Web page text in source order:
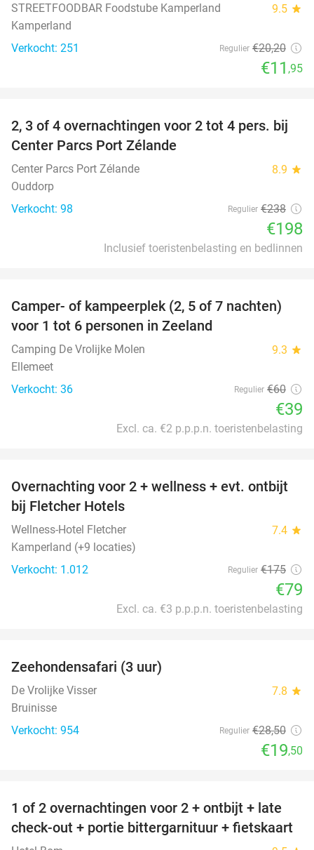
STREETFOODBAR Foodstube Kamperland 9.5 star
Kamperland
Verkocht: 251
Regulier €20,20
€11 ,95
17%
2, 3 of 4 overnachtingen voor 2 tot 4 pers. bij
Center Parcs Port Zélande
Center Parcs Port Zélande 8.9 star
Ouddorp
Verkocht: 98
Regulier €238
€198
Inclusief toeristenbelasting en bedlinnen
35%
Camper- of kampeerplek (2, 5 of 7 nachten)
voor 1 tot 6 personen in Zeeland
Camping De Vrolijke Molen 9.3 star
Ellemeet
Verkocht: 36
Regulier €60
€39
Excl. ca. €2 p.p.p.n. toeristenbelasting
55%
Overnachting voor 2 + wellness + evt. ontbijt
bij Fletcher Hotels
Wellness-Hotel Fletcher 7.4 star
Kamperland (+9 locaties)
Verkocht: 1.012
Regulier €175
€79
Excl. ca. €3 p.p.p.n. toeristenbelasting
Zeehondensafari (3 uur)
De Vrolijke Visser 7.8 star
Bruinisse
Verkocht: 954
Regulier €28,50
€19,50
59%
1 of 2 overnachtingen voor 2 + ontbijt + late
check-out + portie bittergarnituur + fietskaart